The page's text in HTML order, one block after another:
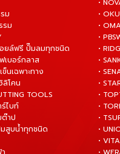
ม
รม
ยล์ฟรี ปั๊มลมทุกชนิด
เบอร์กลาส
นเฉพาะทาง
ลิโคน
TOOLS
ไบท์
าป
สูบน้ำทุกชนิด
•
•
•
•
•
•
•
•
•
•
•
•
•